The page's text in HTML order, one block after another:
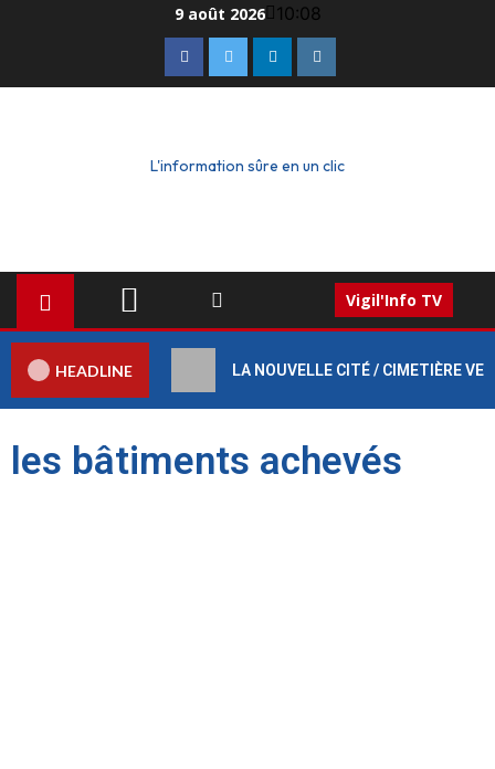
9 août 2026 10:08
L'information sûre en un clic
Vigil'Info TV
HEADLINE LA NOUVELLE CITÉ / CIMETIÈRE
les bâtiments achevés